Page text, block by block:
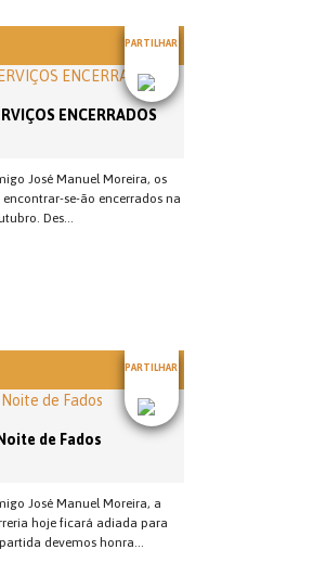
PARTILHAR
ENCERRADOS
José Manuel Moreira, os
se-ão encerrados na
Des...
PARTILHAR
de Fados
José Manuel Moreira, a
hoje ficará adiada para
devemos honra...